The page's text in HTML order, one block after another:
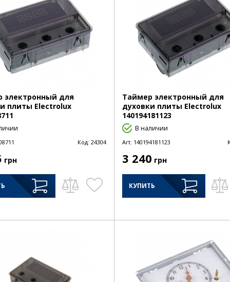
электронный для
плиты Electrolux
Код: 24304
грн
Таймер электронный для
духовки плиты Electrolux
140194181123
В наличии
Art: 140194181123
3 240 грн
КУПИТЬ